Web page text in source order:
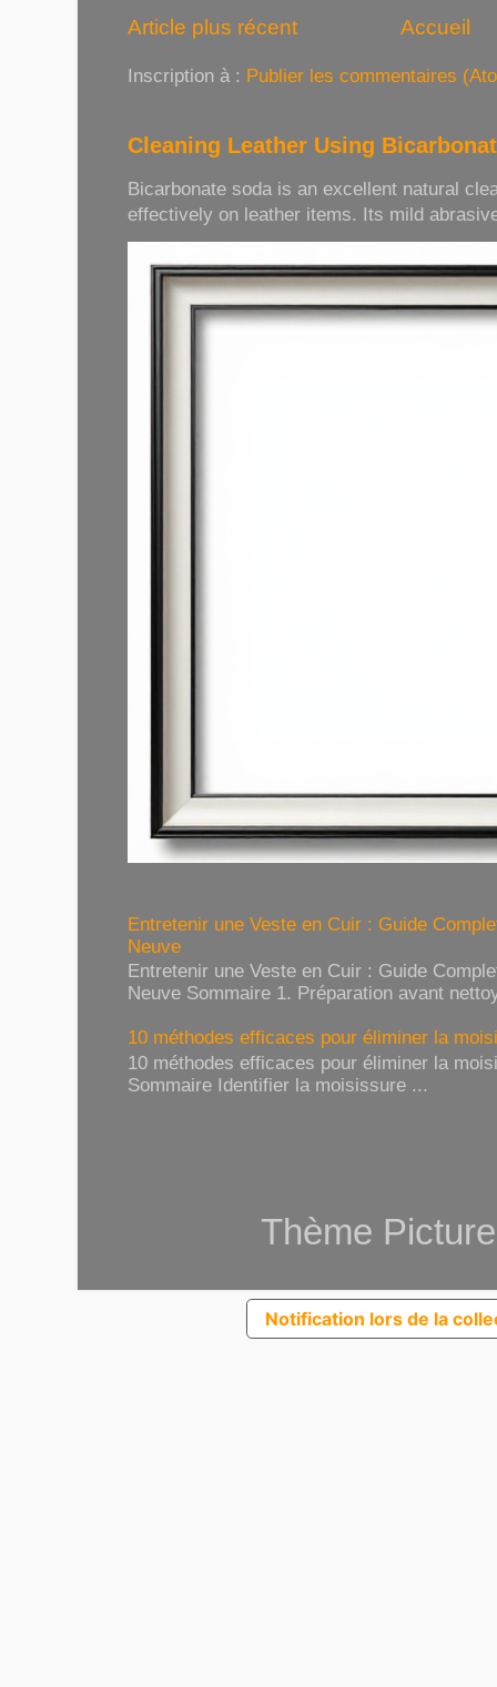
Article plus récent Accueil
Inscription à : Publier les commentaires
Cleaning Leather Using
Bicarbonate soda is an excellent natural
effectively on leather items. Its mild
Entretenir une Veste en Cuir : Guide
Neuve
Entretenir une Veste en Cuir : Guide
Neuve Sommaire 1. Préparation avant
10 méthodes efficaces pour éliminer la
10 méthodes efficaces pour éliminer la
Sommaire Identifier la moisissure ...
Thème
Notification lors de la